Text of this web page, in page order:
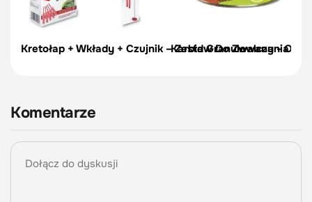
Kretołap + Wkłady + Czujnik – Zestaw Do Zwalczania
Karbid Granulowany -
Komentarze